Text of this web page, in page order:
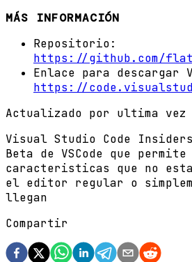
MÁS INFORMACIÓN
Repositorio:
https://github.com/
Enlace para descargar
https://
Actualizado por ultima
Visual Studio Code
Beta de VSCode que
caracteristicas que no
el editor regular o
llegan
Compartir